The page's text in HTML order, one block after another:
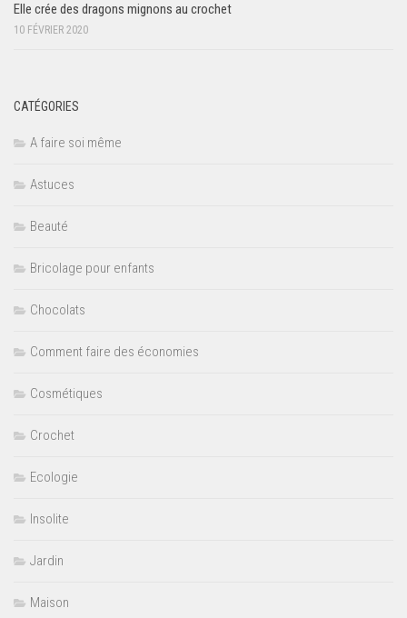
Elle crée des dragons mignons au crochet
10 FÉVRIER 2020
CATÉGORIES
A faire soi même
Astuces
Beauté
Bricolage pour enfants
Chocolats
Comment faire des économies
Cosmétiques
Crochet
Ecologie
Insolite
Jardin
Maison